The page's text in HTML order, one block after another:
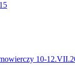
10-